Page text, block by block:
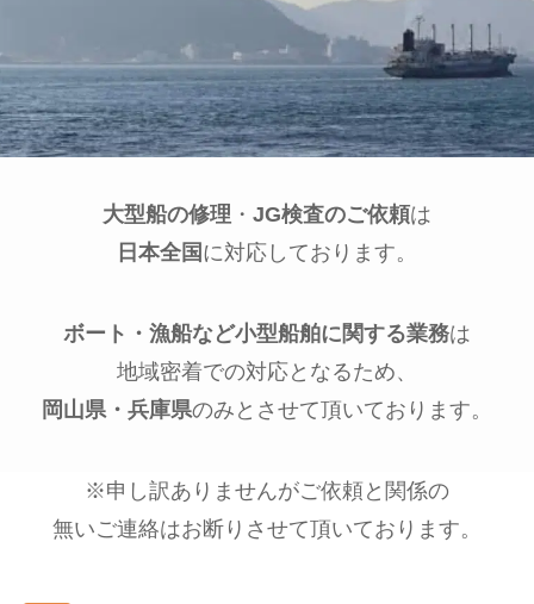
大型船の修理 ・ JG検査のご依頼は
日本全国 に対応しております。
ボート・漁船など小型船舶に関する業務は
地域密着での対応となるため、
岡山県・兵庫県のみとさせて頂いております。
※申し訳ありませんがご依頼と関係の
無いご連絡はお断りさせて頂いております。